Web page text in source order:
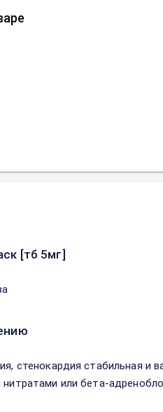
[тб 5мг]
стенокардия стабильная
нитратами или бета-